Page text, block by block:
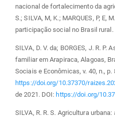
nacional de fortalecimento da
S.; SILVA, M, K.; MARQUES, P, E,
participação social no Brasil rural.
SILVA, D. V. da; BORGES, J. R.
familiar em Arapiraca, Alagoas,
Sociais e Econômicas, v. 40, n.,
https://doi.org/10.37370/
de 2021. DOI: https://doi.org/
SILVA, R. R. S. Agricultura